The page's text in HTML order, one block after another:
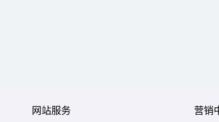
网站服务 营销